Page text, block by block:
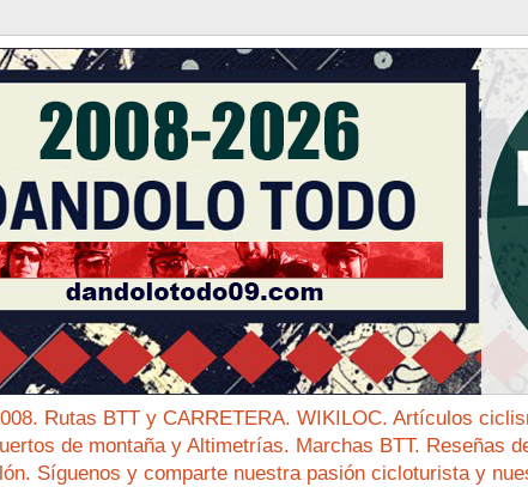
Rutas BTT y CARRETERA. WIKILOC. Artículos
de montaña y Altimetrías. Marchas BTT. Reseñas
Síguenos y comparte nuestra pasión cicloturista y